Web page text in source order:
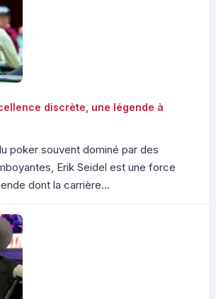
discrète, une légende à
poker souvent dominé par des
Erik Seidel est une force
dont la carrière...